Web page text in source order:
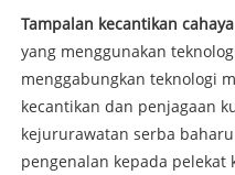
Tampalan kecantikan cahaya
yang menggunakan
menggabungkan teknologi
kecantikan dan penjagaan
kejururawatan serba
pengenalan kepada pelekat